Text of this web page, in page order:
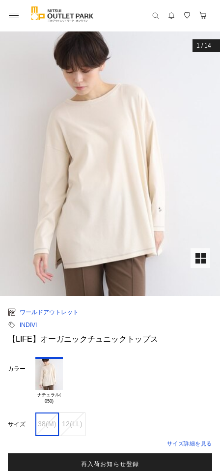
1 / 14
ワールドアウトレット
INDIVI
【LIFE】オーガニックチュニックトップス
カラー
ナチュラル(
サイズ 38(M) 12(LL)
サイズ詳細を見る
再入荷お知らせ登録